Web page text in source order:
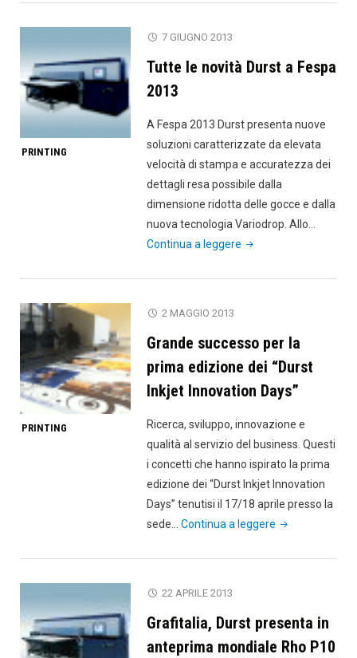
P10
aggiudica
EDP
Migliore
stampante
UV
ibrida"
PRINTING
7 GIUGNO 2013
Tutte le novità Durst a Fespa
2013
A Fespa 2013 Durst presenta nuove
soluzioni caratterizzate da elevata
velocità di stampa e accuratezza dei
dettagli resa possibile dalla
dimensione ridotta delle gocce e dalla
nuova tecnologia Variodrop. Allo…
Continua a leggere "Tutte
novità
Fespa
2013"
PRINTING
2 MAGGIO 2013
Grande successo per la
prima edizione dei “Durst
Inkjet Innovation Days”
Ricerca, sviluppo, innovazione e
qualità al servizio del business. Questi
i concetti che hanno ispirato la prima
edizione dei “Durst Inkjet Innovation
Days” tenutisi il 17/18 aprile presso la
sede…Continua a leggere "Grande
per
edizione
dei
22 APRILE 2013
Grafitalia, Durst presenta in
anteprima mondiale Rho P10